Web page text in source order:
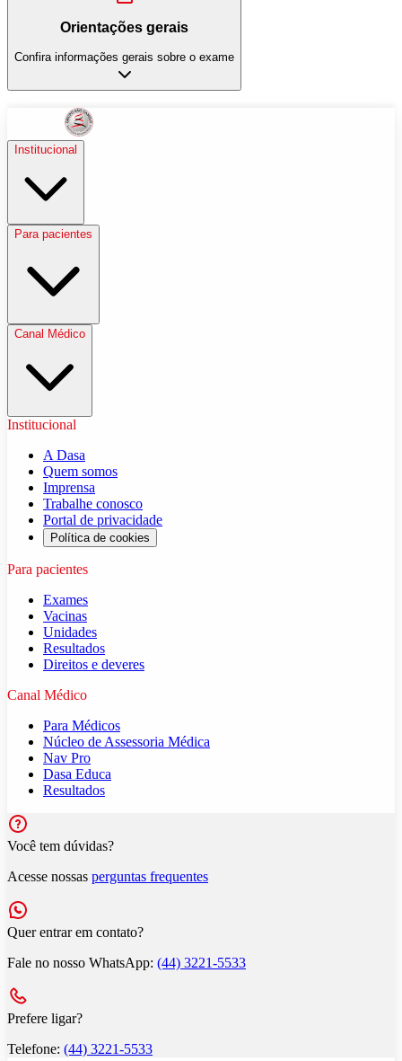
Orientações gerais
Confira informações gerais sobre o exame
Institucional
Para pacientes
Canal Médico
Institucional
A Dasa
Quem somos
Imprensa
Trabalhe conosco
Portal de privacidade
Política de cookies
Para pacientes
Exames
Vacinas
Unidades
Resultados
Direitos e deveres
Canal Médico
Para Médicos
Núcleo de Assessoria Médica
Nav Pro
Dasa Educa
Resultados
Você tem dúvidas?
Acesse nossas perguntas frequentes
Quer entrar em contato?
Fale no nosso WhatsApp: (44) 3221-5533
Prefere ligar?
Telefone: (44) 3221-5533